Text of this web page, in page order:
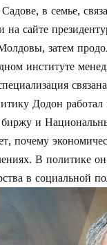
в семье,
на сайте
затем
институте
Додон
и
почему
В политике
в социальной